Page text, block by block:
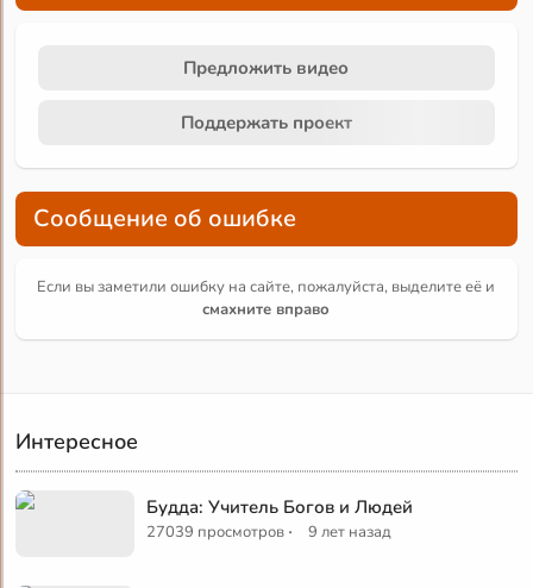
Предложить видео
Поддержать проект
Сообщение об ошибке
Если вы заметили ошибку на сайте, пожалуйста, выделите её и
смахните вправо
Интересное
Будда: Учитель Богов и Людей
27039 просмотров · 9 лет назад